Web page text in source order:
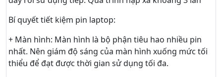
Bí quyết tiết kiệm pin laptop:
+ Màn hình: Màn hình là bộ phận tiêu hao nhiều pin
nhất. Nên giám độ sáng của màn hình xuống mức tối
thiểu để đạt được thời gian sử dụng tối đa.